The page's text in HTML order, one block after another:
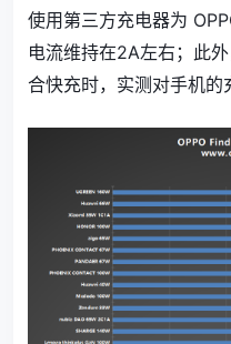
使用第三方充电器为
电流维持在2A左右；此
合快充时，实测对手机的